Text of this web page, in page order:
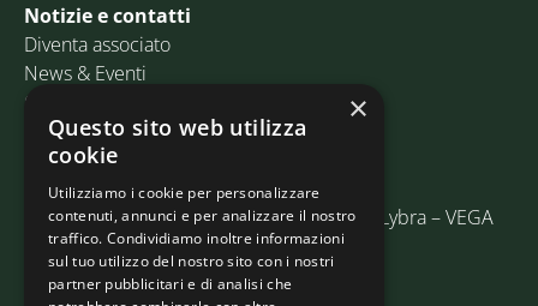
Notizie e contatti
Diventa associato
News & Eventi
Contatti
Email:info@assosped.it
PEC: assospedvenezia@pec.fedespedi.it
Indirizzo: Via delle Industrie, 19/C Edificio Lybra – VEGA
30175 Marghera (VE)
×
Questo sito web utilizza
cookie
Utilizziamo i cookie per personalizzare
contenuti, annunci e per analizzare il nostro
traffico. Condividiamo inoltre informazioni
sul tuo utilizzo del nostro sito con i nostri
partner pubblicitari e di analisi che